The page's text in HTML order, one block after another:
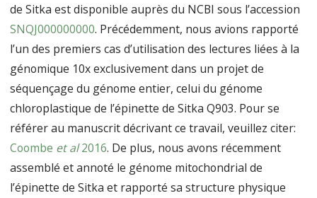
de Sitka est disponible auprès du NCBI sous l’accession
SNQJ000000000. Précédemment, nous avions rapporté
l’un des premiers cas d’utilisation des lectures liées à la
génomique 10x exclusivement dans un projet de
séquençage du génome entier, celui du génome
chloroplastique de l’épinette de Sitka Q903. Pour se
référer au manuscrit décrivant ce travail, veuillez citer:
Coombe et al2016. De plus, nous avons récemment
assemblé et annoté le génome mitochondrial de
l’épinette de Sitka et rapporté sa structure physique